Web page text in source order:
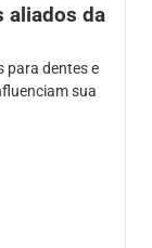
aliados da
para dentes e
sua